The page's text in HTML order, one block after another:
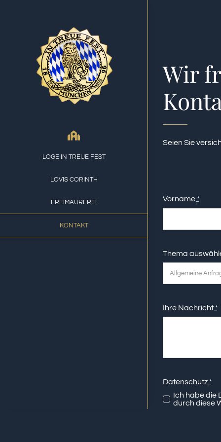
LOGE IN TREUE FEST
LOVIS CORINTH
FREIMAUREREI
KONTAKT
Wir
Seien Sie
Vorname *
Thema
Ihre Nachricht *
Datenschutz *
Ich habe die
durch diese